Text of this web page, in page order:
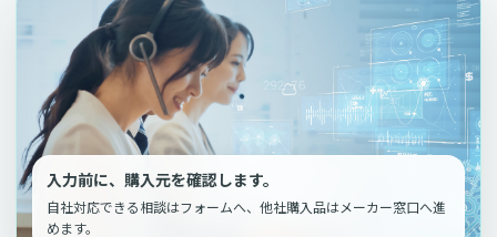
入力前に、購入元を確認します。
自社対応できる相談はフォームへ、他社購入品はメーカー窓口へ進
めます。